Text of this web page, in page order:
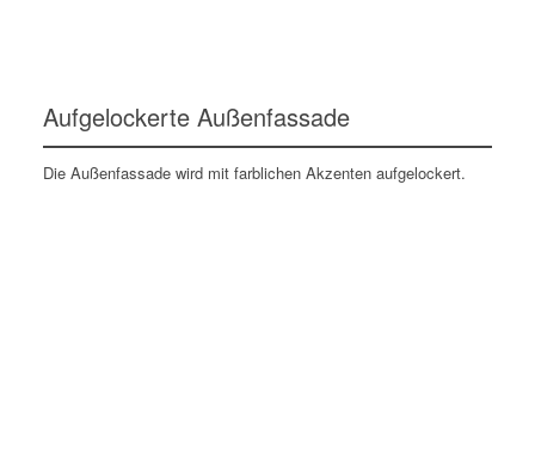
Aufgelockerte Außenfassade
Die Außenfassade wird mit farblichen Akzenten aufgelockert.